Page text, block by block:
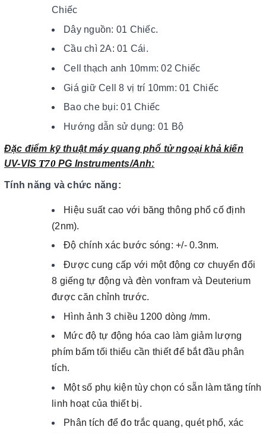
Chiếc
Dây nguồn: 01 Chiếc.
Cầu chì 2A: 01 Cái.
Cell thạch anh 10mm: 02 Chiếc
Giá giữ Cell 8 vị trí 10mm: 01 Chiếc
Bao che bụi: 01 Chiếc
Hướng dẫn sử dụng: 01 Bộ
Đặc điểm kỹ thuật máy quang phổ tử ngoại khả kiến
UV-VIS T70 PG Instruments/Anh:
Tính năng và chức năng:
Hiệu suất cao với băng thông phổ cố định
(2nm).
Độ chính xác bước sóng: +/- 0.3nm.
Được cung cấp với một động cơ chuyển đổi
8 giếng tự động và đèn vonfram và Deuterium
được căn chỉnh trước.
Hình ảnh 3 chiều 1200 dòng /mm.
Mức độ tự động hóa cao làm giảm lượng
phím bấm tối thiểu cần thiết để bắt đầu phân
tích.
Một số phụ kiện tùy chọn có sẵn làm tăng tính
linh hoạt của thiết bị.
Phân tích để đo trắc quang, quét phổ, xác